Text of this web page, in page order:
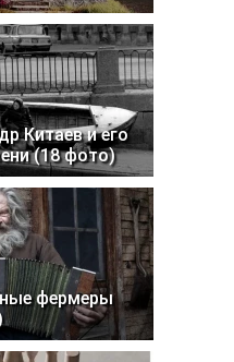
Китаев и его
(18 фото)
фермеры